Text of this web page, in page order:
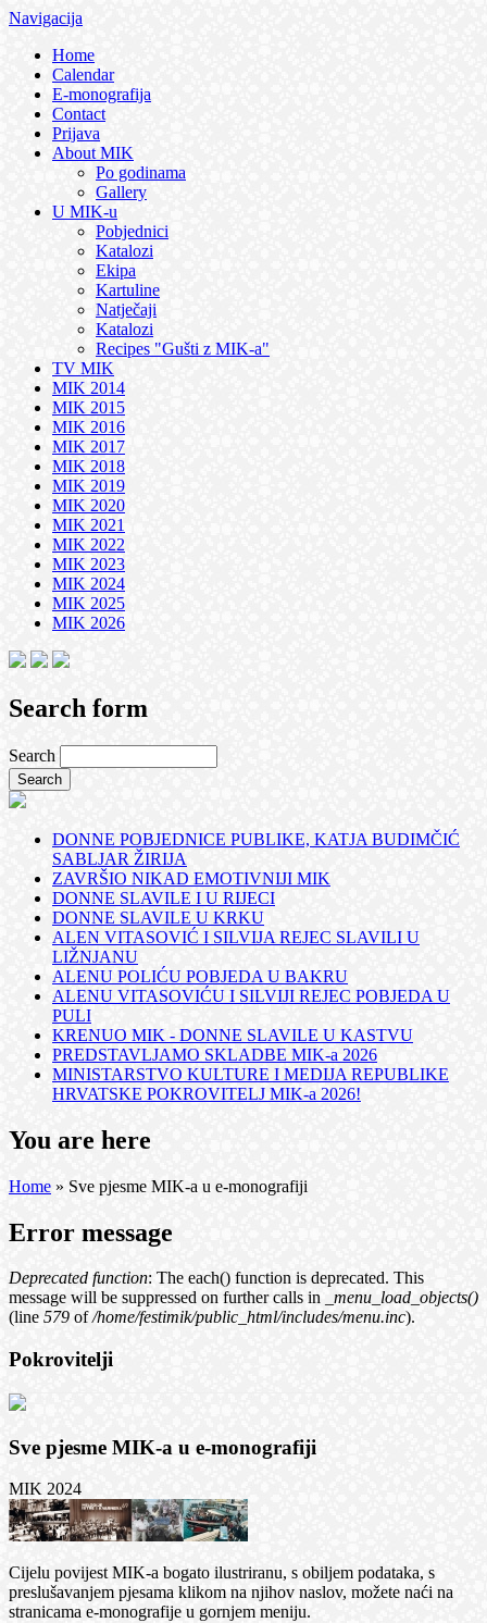
Navigacija
Home
Calendar
E-monografija
Contact
Prijava
About MIK
Po godinama
Gallery
U MIK-u
Pobjednici
Katalozi
Ekipa
Kartuline
Natječaji
Katalozi
Recipes "Gušti z MIK-a"
TV MIK
MIK 2014
MIK 2015
MIK 2016
MIK 2017
MIK 2018
MIK 2019
MIK 2020
MIK 2021
MIK 2022
MIK 2023
MIK 2024
MIK 2025
MIK 2026
Search form
Search
DONNE POBJEDNICE PUBLIKE, KATJA BUDIMČIĆ
SABLJAR ŽIRIJA
ZAVRŠIO NIKAD EMOTIVNIJI MIK
DONNE SLAVILE I U RIJECI
DONNE SLAVILE U KRKU
ALEN VITASOVIĆ I SILVIJA REJEC SLAVILI U
LIŽNJANU
ALENU POLIĆU POBJEDA U BAKRU
ALENU VITASOVIĆU I SILVIJI REJEC POBJEDA U
PULI
KRENUO MIK - DONNE SLAVILE U KASTVU
PREDSTAVLJAMO SKLADBE MIK-a 2026
MINISTARSTVO KULTURE I MEDIJA REPUBLIKE
HRVATSKE POKROVITELJ MIK-a 2026!
You are here
Home » Sve pjesme MIK-a u e-monografiji
Error message
Deprecated function: The each() function is deprecated. This
message will be suppressed on further calls in
_menu_load_objects()
(line 579 of/home/festimik/public_html/includes/menu.inc).
Pokrovitelji
Sve pjesme MIK-a u e-monografiji
MIK 2024
Cijelu povijest MIK-a bogato ilustriranu, s obiljem podataka, s
preslušavanjem pjesama klikom na njihov naslov, možete naći na
stranicama e-monografije u gornjem meniju.